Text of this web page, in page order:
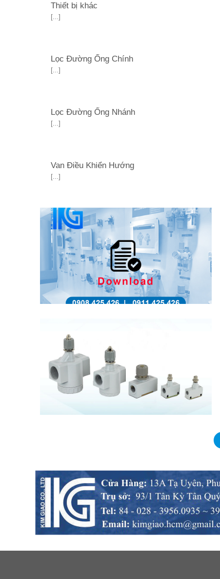
Thiết bị khác
[...]
Lọc Đường Ống Chính
[...]
Lọc Đường Ống Nhánh
[...]
Van Điều Khiển Hướng
[...]